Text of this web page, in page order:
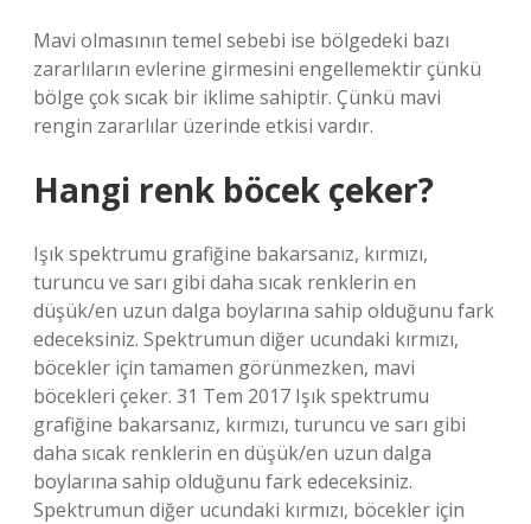
Mavi olmasının temel sebebi ise bölgedeki bazı
zararlıların evlerine girmesini engellemektir çünkü
bölge çok sıcak bir iklime sahiptir. Çünkü mavi
rengin zararlılar üzerinde etkisi vardır.
Hangi renk böcek çeker?
Işık spektrumu grafiğine bakarsanız, kırmızı,
turuncu ve sarı gibi daha sıcak renklerin en
düşük/en uzun dalga boylarına sahip olduğunu fark
edeceksiniz. Spektrumun diğer ucundaki kırmızı,
böcekler için tamamen görünmezken, mavi
böcekleri çeker. 31 Tem 2017 Işık spektrumu
grafiğine bakarsanız, kırmızı, turuncu ve sarı gibi
daha sıcak renklerin en düşük/en uzun dalga
boylarına sahip olduğunu fark edeceksiniz.
Spektrumun diğer ucundaki kırmızı, böcekler için